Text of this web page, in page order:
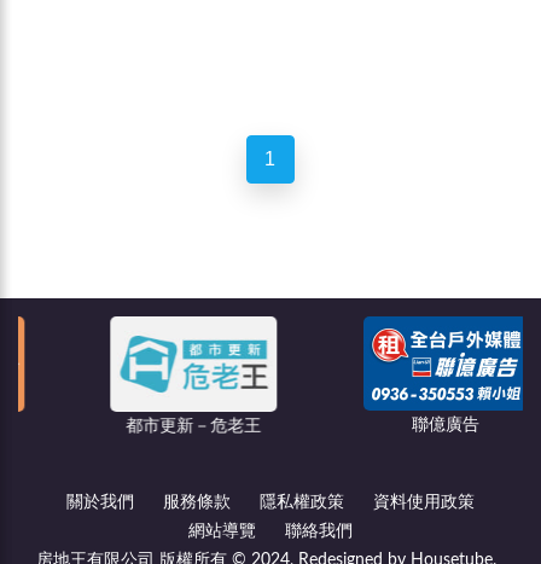
1
都市更新－危老王 聯億廣告
關於我們 服務條款 隱私權政策
資料使用政策
網站導覽
聯絡我們
房地王有限公司 版權所有 © 2024, Redesigned by Housetube.